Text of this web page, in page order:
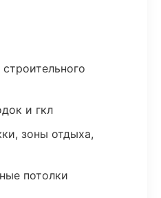
и гкл
зоны отдыха,
потолки